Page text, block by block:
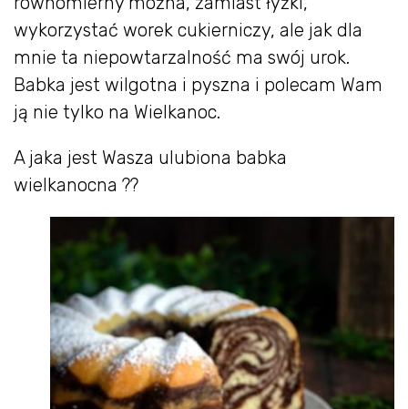
wykorzystać worek cukierniczy, ale jak dla
mnie ta niepowtarzalność ma swój urok.
Babka jest wilgotna i pyszna i polecam Wam
ją nie tylko na Wielkanoc.
A jaka jest Wasza ulubiona babka
wielkanocna ??